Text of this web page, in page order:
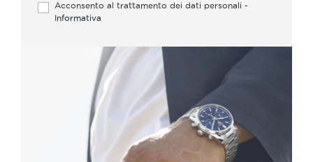
Acconsento al trattamento dei dati personali -
Informativa